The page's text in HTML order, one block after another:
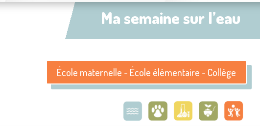
Ma semaine sur l’eau
École maternelle - École élémentaire - Collège